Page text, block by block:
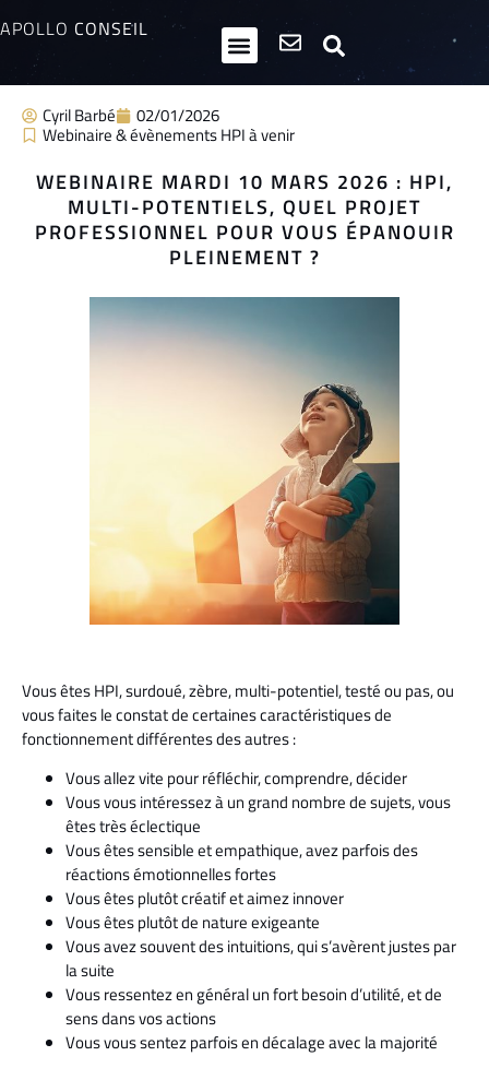
APOLLO CONSEIL
Cyril Barbé 02/01/2026
Webinaire & évènements HPI à venir
WEBINAIRE MARDI 10 MARS 2026 : HPI,
MULTI-POTENTIELS, QUEL PROJET
PROFESSIONNEL POUR VOUS ÉPANOUIR
PLEINEMENT ?
Vous êtes HPI, surdoué, zèbre, multi-potentiel, testé ou pas, ou
vous faites le constat de certaines caractéristiques de
fonctionnement différentes des autres :
Vous allez vite pour réfléchir, comprendre, décider
Vous vous intéressez à un grand nombre de sujets, vous
êtes très éclectique
Vous êtes sensible et empathique, avez parfois des
réactions émotionnelles fortes
Vous êtes plutôt créatif et aimez innover
Vous êtes plutôt de nature exigeante
Vous avez souvent des intuitions, qui s’avèrent justes par
la suite
Vous ressentez en général un fort besoin d’utilité, et de
sens dans vos actions
Vous vous sentez parfois en décalage avec la majorité